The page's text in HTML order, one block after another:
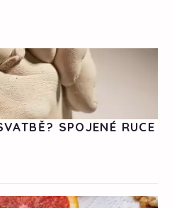
SPOJENÉ RUCE